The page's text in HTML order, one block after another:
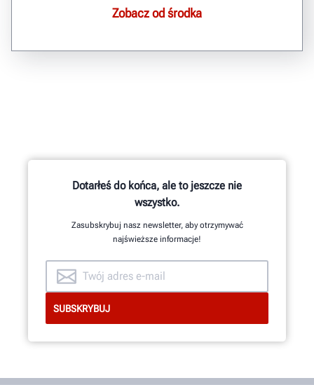
Zobacz od środka
Dotarłeś do końca, ale to jeszcze nie
wszystko.
Zasubskrybuj nasz newsletter, aby otrzymywać
najświeższe informacje!